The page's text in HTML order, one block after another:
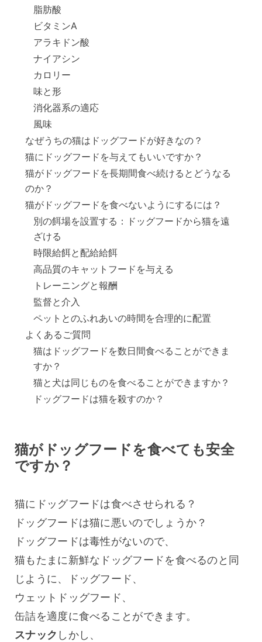
脂肪酸
ビタミンA
アラキドン酸
ナイアシン
カロリー
味と形
消化器系の適応
風味
なぜうちの猫はドッグフードが好きなの？
猫にドッグフードを与えてもいいですか？
猫がドッグフードを長期間食べ続けるとどうなる
のか？
猫がドッグフードを食べないようにするには？
別の餌場を設置する：ドッグフードから猫を遠
ざける
時限給餌と配給給餌
高品質のキャットフードを与える
トレーニングと報酬
監督と介入
ペットとのふれあいの時間を合理的に配置
よくあるご質問
猫はドッグフードを数日間食べることができま
すか？
猫と犬は同じものを食べることができますか？
ドッグフードは猫を殺すのか？
猫がドッグフードを食べても安全
ですか？
猫にドッグフードは食べさせられる？
ドッグフードは猫に悪いのでしょうか？
ドッグフードは毒性がないので、
猫もたまに新鮮なドッグフードを食べるのと同
じように、ドッグフード、
ウェットドッグフード、
缶詰を適度に食べることができます。
スナック しかし、